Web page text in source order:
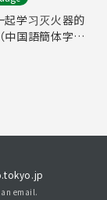
学习灭火器的
中国語簡体字字
email.